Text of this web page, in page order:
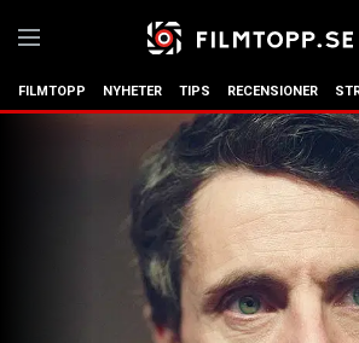
FILMTOPP NYHETER TIPS RECENSIONER